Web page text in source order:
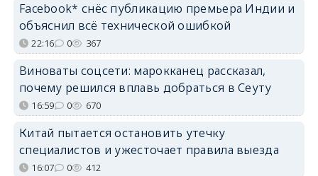
Facebook* снёс публикацию премьера Индии и
объяснил всё технической ошибкой
22:16 0 367
Виноваты соцсети: марокканец рассказал,
почему решился вплавь добраться в Сеуту
16:59 0 670
Китай пытается остановить утечку
специалистов и ужесточает правила выезда
16:07 0 412